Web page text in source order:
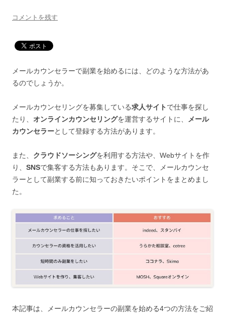
コメントを残す
メールカウンセラーで副業を始めるには、どのような方法があ
るのでしょうか。
メールカウンセリングを募集している求人サイト で仕事を探し
たり、 オンラインカウンセリングを運営するサイトに、
メール
カウンセラーとして登録する方法があります。
また、 クラウドソーシングを利用する方法や、Webサイトを作
り、 SNSで集客する方法もあります。そこで、メールカウンセ
ラーとして副業する前に知っておきたいポイントをまとめまし
た。
本記事は、メールカウンセラーの副業を始める4つの方法をご紹